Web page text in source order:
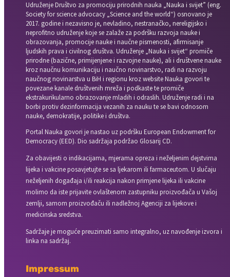
Udruženje Društvo za promociju prirodnih nauka „Nauka i svijet” (eng.
Society for science advocacy „Science and the world“) osnovano je
2017. godine i nezavisno je, nevladino, nestranačko, nereligijsko i
neprofitno udruženje koje se zalaže za podršku razvoja nauke i
obrazovanja, promocije nauke i naučne pismenosti, afirmisanje
ljudskih prava i civilnog društva. Udruženje „Nauka i svijet“ promiče
prirodne (bazične, primijenjene i razvojne nauke), ali i društvene nauke
kroz naučnu komunikaciju i naučno novinarstvo, radi na razvoju
naučnog novinarstva u BiH i regionu kroz website Nauka govori te
povezane kanale društvenih mreža i podkaste te promiče
ekstrakurikularno obrazovanje mladih i odraslih. Udruženje radi i na
borbi protiv dezinformacija vezanih za nauku te se bavi odnosom
nauke, demokratije, politike i društva.
Portal Nauka govori je nastao uz podršku European Endowment for
Democracy (EED). Dio sadržaja podržao Glosarij CD.
Za obavijesti o indikacijama, mjerama opreza i neželjenim dejstvima
lijeka i vakcine posavjetujte se sa ljekarom ili farmaceutom. U slučaju
neželjenih događaja i/ili reakcija nakon primjene lijeka ili vakcine
molimo da iste prijavite ovlaštenom zastupniku proizvođača u Vašoj
zemlji, samom proizvođaču ili nadležnoj Agenciji za lijekove i
medicinska sredstva.
Sadržaje je moguće preuzimati samo integralno, uz navođenje izvora i
linka na sadržaj.
Impressum